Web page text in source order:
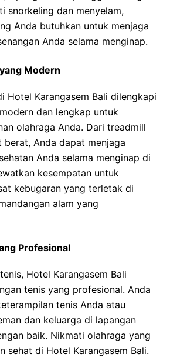
snorkeling dan menyelam,
Anda butuhkan untuk menjaga
Anda selama menginap.
Modern
Hotel Karangasem Bali dilengkapi
dan lengkap untuk
olahraga Anda. Dari treadmill
berat, Anda dapat menjaga
Anda selama menginap di
kesempatan untuk
kebugaran yang terletak di
alam yang
Profesional
Hotel Karangasem Bali
tenis yang profesional. Anda
tenis Anda atau
dan keluarga di lapangan
baik. Nikmati olahraga yang
sehat di Hotel Karangasem Bali.